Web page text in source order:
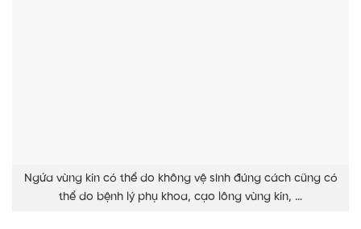
Ngứa vùng kín có thể do không vệ sinh đúng cách cũng có
thể do bệnh lý phụ khoa, cạo lông vùng kín, …